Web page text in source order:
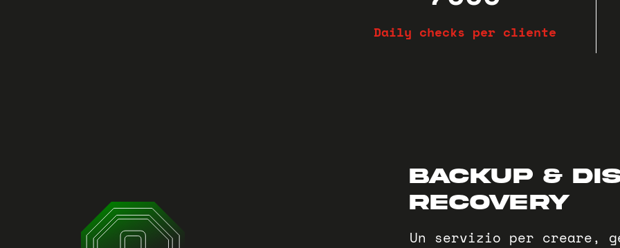
Daily checks per cliente
BACKUP &
RECOVERY
Un servizio per creare,